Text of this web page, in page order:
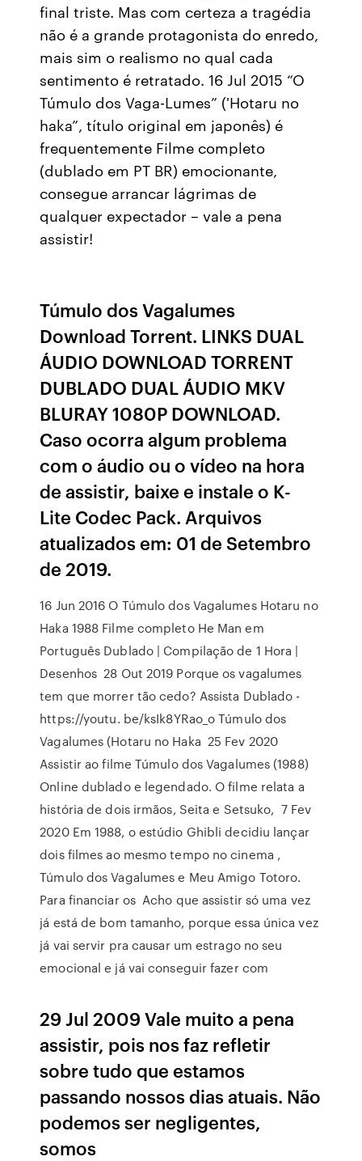
final triste. Mas com certeza a tragédia
não é a grande protagonista do enredo,
mais sim o realismo no qual cada
sentimento é retratado. 16 Jul 2015 “O
Túmulo dos Vaga-Lumes” ('Hotaru no
haka”, título original em japonês) é
frequentemente Filme completo
(dublado em PT BR) emocionante,
consegue arrancar lágrimas de
qualquer expectador – vale a pena
assistir!
Túmulo dos Vagalumes
Download Torrent. LINKS DUAL
ÁUDIO DOWNLOAD TORRENT
DUBLADO DUAL ÁUDIO MKV
BLURAY 1080P DOWNLOAD.
Caso ocorra algum problema
com o áudio ou o vídeo na hora
de assistir, baixe e instale o K-
Lite Codec Pack. Arquivos
atualizados em: 01 de Setembro
de 2019.
16 Jun 2016 O Túmulo dos Vagalumes Hotaru no
Haka 1988 Filme completo He Man em
Português Dublado | Compilação de 1 Hora |
Desenhos 28 Out 2019 Porque os vagalumes
tem que morrer tão cedo? Assista Dublado -
https://youtu. be/ksIk8YRao_o Túmulo dos
Vagalumes (Hotaru no Haka 25 Fev 2020
Assistir ao filme Túmulo dos Vagalumes (1988)
Online dublado e legendado. O filme relata a
história de dois irmãos, Seita e Setsuko, 7 Fev
2020 Em 1988, o estúdio Ghibli decidiu lançar
dois filmes ao mesmo tempo no cinema ,
Túmulo dos Vagalumes e Meu Amigo Totoro.
Para financiar os Acho que assistir só uma vez
já está de bom tamanho, porque essa única vez
já vai servir pra causar um estrago no seu
emocional e já vai conseguir fazer com
29 Jul 2009 Vale muito a pena
assistir, pois nos faz refletir
sobre tudo que estamos
passando nossos dias atuais. Não
podemos ser negligentes,
somos